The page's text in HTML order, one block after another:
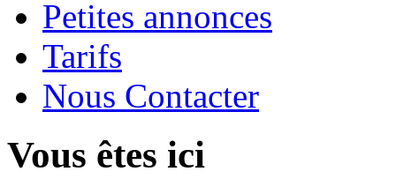
Petites annonces
Tarifs
Nous Contacter
Vous êtes ici